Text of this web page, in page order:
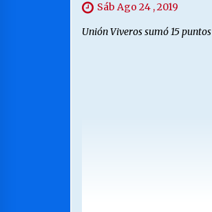
Sáb Ago 24 , 2019
Unión Viveros sumó 15